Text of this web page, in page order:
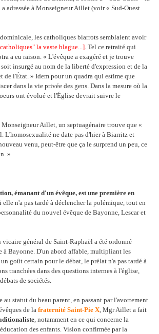
adressée à Monseigneur Aillet (voir « Sud-Ouest
les catholiques biarrots semblaient avoir
la vaste blague...]. Tel ce retraité qui
a eu raison. « L'évêque a exagéré et je trouve
insurgé au nom de la liberté d'expression et de la
de l'État. » Idem pour un quadra qui estime que
dans la vie privée des gens. Dans la mesure où la
ont évolué et l'Église devrait suivre le
Monseigneur Aillet, un septuagénaire trouve que «
L'homosexualité ne date pas d'hier à Biarritz et
venu, peut-être que ça le surprend un peu, ce
»
émanant d'un évêque, est une première en
elle n'a pas tardé à déclencher la polémique, tout en
du nouvel évêque de Bayonne, Lescar et
vicaire général de Saint-Raphaël a été ordonné
à Bayonne. D'un abord affable, multipliant les
goût certain pour le débat, le prélat n'a pas tardé à
tranchées dans des questions internes à l'église,
de sociétés.
statut du beau parent, en passant par l'avortement
de la fraternité Saint-Pie X, Mgr Aillet a fait
, notamment en ce qui concerne la
des enfants. Vision confirmée par la